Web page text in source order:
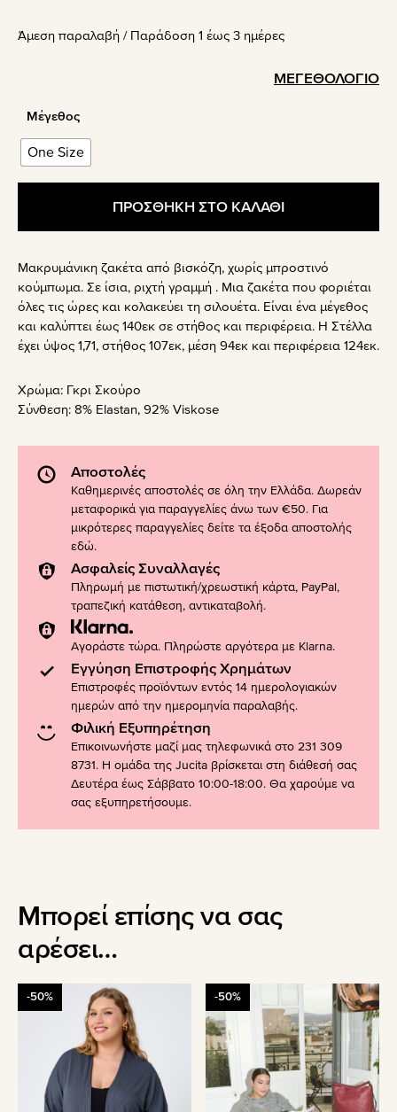
was:
τιμή
Άμεση παραλαβή / Παράδoση 1 έως 3 ημέρες
ΜΕΓΕΘΟΛΟΓΙΟ
Μέγεθος
One Size
ΠΡΟΣΘΗΚΗ ΣΤΟ ΚΑΛΑΘΙ
Μακρυμάνικη ζακέτα από βισκόζη, χωρίς μπροστινό
κούμπωμα. Σε ίσια, ριχτή γραμμή . Μια ζακέτα που φοριέται
όλες τις ώρες και κολακεύει τη σιλουέτα. Είναι ένα μέγεθος
και καλύπτει έως 140εκ σε στήθος και περιφέρεια. Η Στέλλα
έχει ύψος 1,71, στήθος 107εκ, μέση 94εκ και περιφέρεια 124εκ.
Χρώμα: Γκρι Σκούρο
Σύνθεση: 8% Elastan, 92% Viskose
Αποστολές
Καθημερινές αποστολές σε όλη την Ελλάδα. Δωρεάν
μεταφορικά για παραγγελίες άνω των €50. Για
μικρότερες παραγγελίες δείτε τα έξοδα αποστολής
εδώ.
Ασφαλείς Συναλλαγές
Πληρωμή με πιστωτική/χρεωστική κάρτα, PayPal,
τραπεζική κατάθεση, αντικαταβολή.
Αγοράστε τώρα. Πληρώστε αργότερα με Klarna.
Εγγύηση Επιστροφής Χρημάτων
Επιστροφές προϊόντων εντός 14 ημερολογιακών
ημερών από την ημερομηνία παραλαβής.
Φιλική Εξυπηρέτηση
Επικοινωνήστε μαζί μας τηλεφωνικά στο 231 309
8731. Η ομάδα της Jucita βρίσκεται στη διάθεσή σας
Δευτέρα έως Σάββατο 10:00-18:00. Θα χαρούμε να
σας εξυπηρετήσουμε.
Μπορεί επίσης να σας
αρέσει…
-50%
Αυτό
το
πολλαπλές
παραλλαγές.
-50%
Αυτό
το
προϊόν
έχει
πολλαπλές
παραλλαγές.